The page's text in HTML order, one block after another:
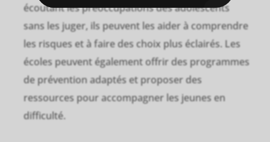
écoutant les préoccupations des adolescents
sans les juger, ils peuvent les aider à comprendre
les risques et à faire des choix plus éclairés. Les
écoles peuvent également offrir des programmes
de prévention adaptés et proposer des
ressources pour accompagner les jeunes en
difficulté.